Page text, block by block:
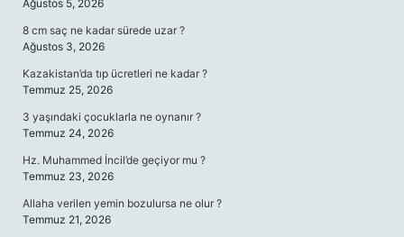
Ağustos 5, 2026
8 cm saç ne kadar sürede uzar ?
Ağustos 3, 2026
Kazakistan’da tıp ücretleri ne kadar ?
Temmuz 25, 2026
3 yaşındaki çocuklarla ne oynanır ?
Temmuz 24, 2026
Hz. Muhammed İncil’de geçiyor mu ?
Temmuz 23, 2026
Allaha verilen yemin bozulursa ne olur ?
Temmuz 21, 2026